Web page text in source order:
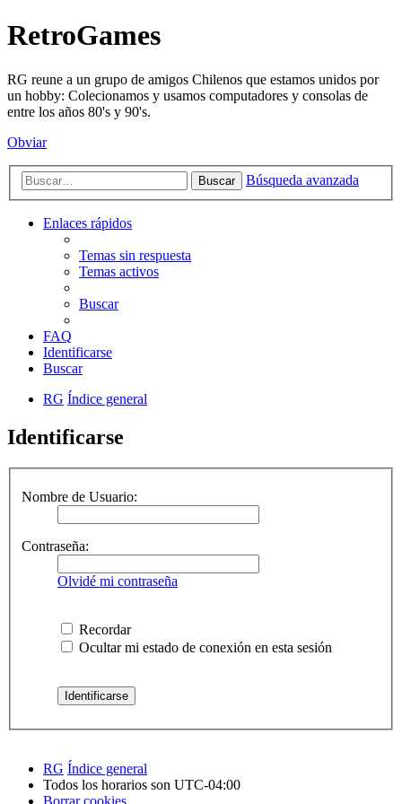
RetroGames
RG reune a un grupo de amigos Chilenos que estamos unidos por
un hobby: Colecionamos y usamos computadores y consolas de
entre los años 80's y 90's.
Obviar
Buscar Búsqueda avanzada
Enlaces rápidos
Temas sin respuesta
Temas activos
Buscar
FAQ
Identificarse
Buscar
RG Índice general
Identificarse
Nombre de Usuario:
Contraseña:
Olvidé mi contraseña
Recordar
Ocultar mi estado de conexión en esta sesión
RG Índice general
Todos los horarios son UTC-04:00
Borrar cookies